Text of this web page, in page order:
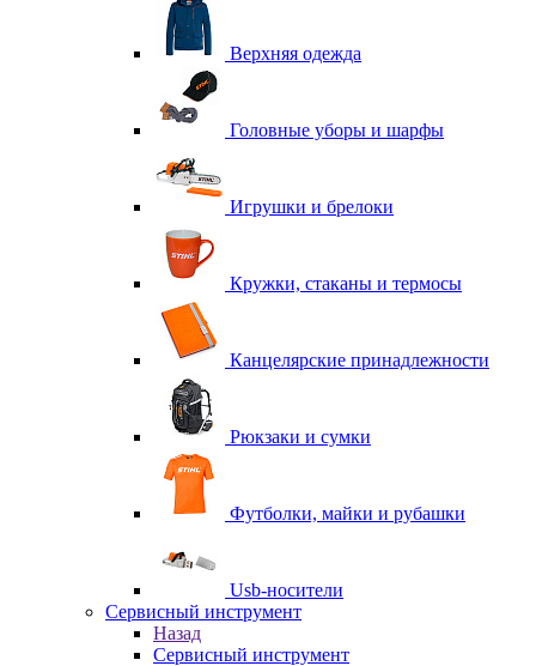
Верхняя одежда
Головные уборы и шарфы
Игрушки и брелоки
Кружки, стаканы и термосы
Канцелярские принадлежности
Рюкзаки и сумки
Футболки, майки и рубашки
Usb-носители
Сервисный инструмент
Назад
Сервисный инструмент